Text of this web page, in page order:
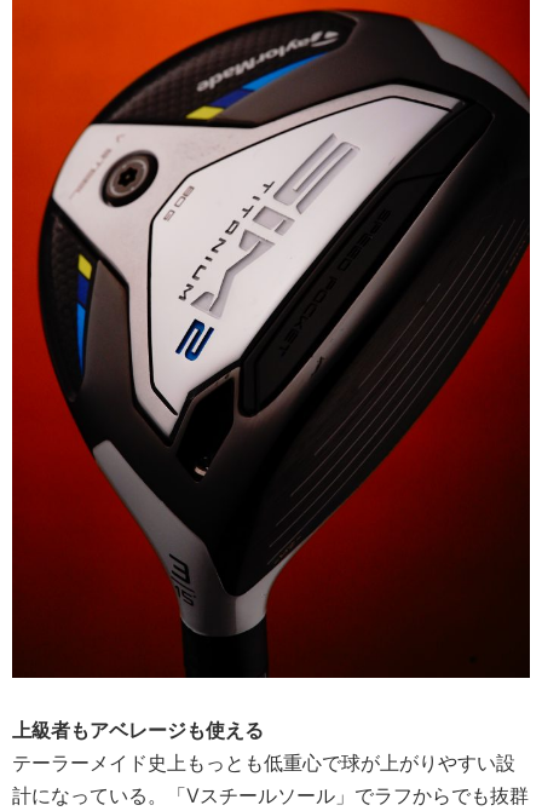
上級者もアベレージも使える
テーラーメイド史上もっとも低重心で球が上がりやすい設
計になっている。「Vスチールソール」でラフからでも抜群